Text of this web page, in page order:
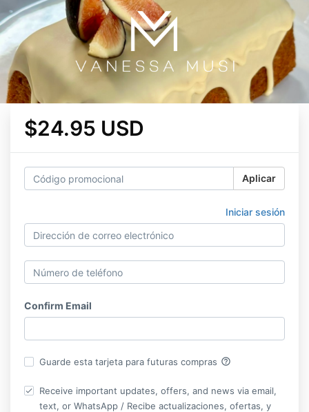
$24.95 USD
Aplicar
Iniciar sesión
Confirm Email
Guarde esta tarjeta para futuras compras help_outline
Receive important updates, offers, and news via email,
text, or WhatsApp / Recibe actualizaciones, ofertas, y